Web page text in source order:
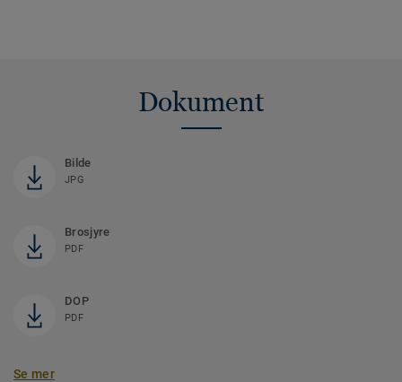
Dokument
Bilde
JPG
Brosjyre
PDF
DOP
PDF
Se mer